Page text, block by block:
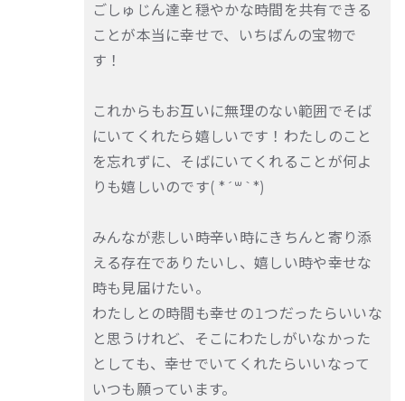
ごしゅじん達と穏やかな時間を共有できる
ことが本当に幸せで、いちばんの宝物で
す！
これからもお互いに無理のない範囲でそば
にいてくれたら嬉しいです！わたしのこと
を忘れずに、そばにいてくれることが何よ
りも嬉しいのです( *´꒳`*)
みんなが悲しい時辛い時にきちんと寄り添
える存在でありたいし、嬉しい時や幸せな
時も見届けたい。
わたしとの時間も幸せの1つだったらいいな
と思うけれど、そこにわたしがいなかった
としても、幸せでいてくれたらいいなって
いつも願っています。